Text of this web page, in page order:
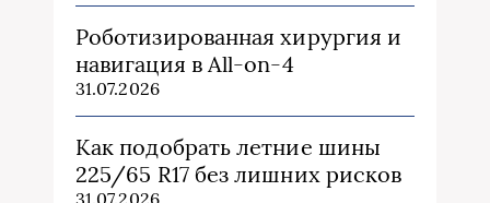
Роботизированная хирургия и
навигация в All-on-4
31.07.2026
Как подобрать летние шины
225/65 R17 без лишних рисков